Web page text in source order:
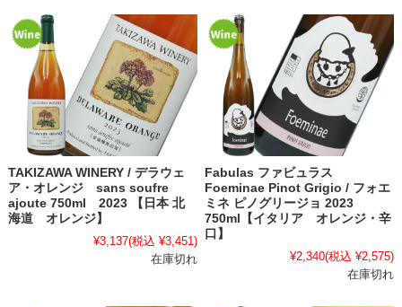
TAKIZAWA WINERY / デラウェ
ア・オレンジ sans soufre
ajoute 750ml 2023 【日本 北
海道 オレンジ】
¥3,137(税込 ¥3,451)
在庫切れ
Fabulas ファビュラス
Foeminae Pinot Grigio / フォエ
ミネ ピノグリージョ 2023
750ml【イタリア オレンジ・辛
口】
¥2,340(税込 ¥2,575)
在庫切れ